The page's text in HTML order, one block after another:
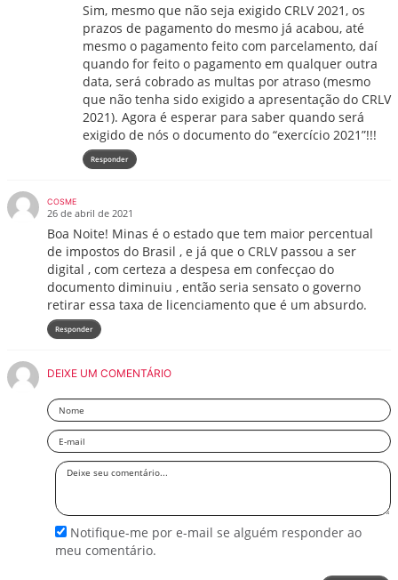
Sim, mesmo que não seja exigido CRLV 2021, os
prazos de pagamento do mesmo já acabou, até
mesmo o pagamento feito com parcelamento, daí
quando for feito o pagamento em qualquer outra
data, será cobrado as multas por atraso (mesmo
que não tenha sido exigido a apresentação do CRLV
2021). Agora é esperar para saber quando será
exigido de nós o documento do “exercício 2021”!!!
Responder
COSME
26 de abril de 2021
Boa Noite! Minas é o estado que tem maior percentual
de impostos do Brasil , e já que o CRLV passou a ser
digital , com certeza a despesa em confecçao do
documento diminuiu , então seria sensato o governo
retirar essa taxa de licenciamento que é um absurdo.
Responder
DEIXE UM COMENTÁRIO
Nome
Email
Deixe
Notifique-me por e-mail se alguém responder ao
meu comentário.